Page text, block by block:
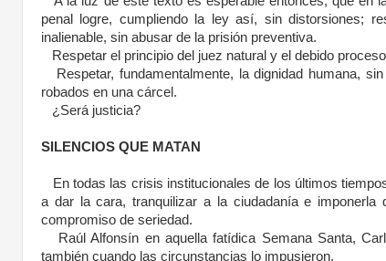
penal logre, cumpliendo la ley así, sin distorsiones;
inalienable, sin abusar de la prisión preventiva.
Respetar el principio del juez natural y el debido
Respetar, fundamentalmente, la dignidad humana,
robados en una cárcel.
¿Será justicia?
SILENCIOS QUE MATAN
En todas las crisis institucionales de los últimos
a dar la cara, tranquilizar a la ciudadanía e
compromiso de seriedad.
Raúl Alfonsín en aquella fatídica Semana Santa,
también cuando las circunstancias lo impusieron.